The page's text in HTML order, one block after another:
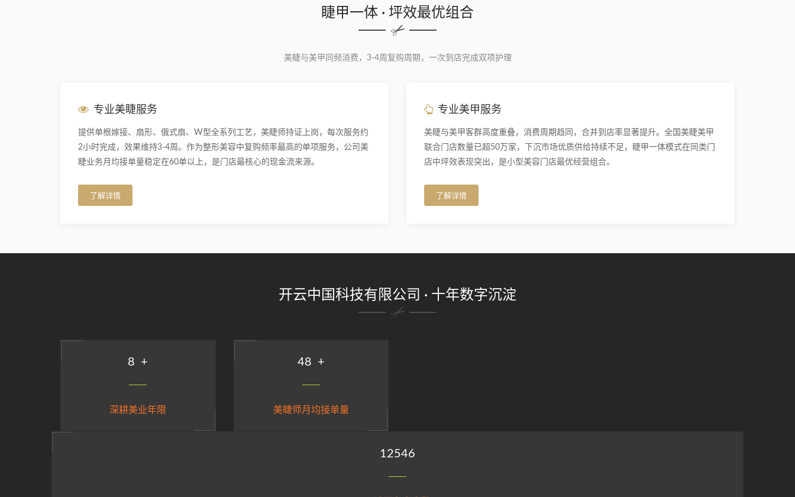
睫甲一体 · 坪效最优组合
美睫与美甲同频消费，3-4周复购周期，一次到店完成双项护理
专业美睫服务
提供单根嫁接、扇形、俄式扇、W型全系列工艺，美睫师持证上岗，每次服务约
2小时完成，效果维持3-4周。作为整形美容中复购频率最高的单项服务，公司美
睫业务月均接单量稳定在60单以上，是门店最核心的现金流来源。
了解详情
专业美甲服务
美睫与美甲客群高度重叠，消费周期趋同，合并到店率显著提升。全国美睫美甲
联合门店数量已超50万家，下沉市场优质供给持续不足，睫甲一体模式在同类门
店中坪效表现突出，是小型美容门店最优经营组合。
了解详情
开云中国科技有限公司 · 十年数字沉淀
9 +
深耕美业年限
58 +
美睫师月均接单量
15000